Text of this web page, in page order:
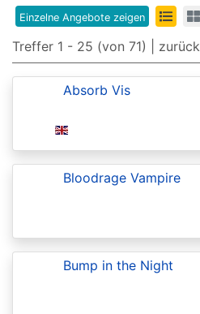
Edition
8th
Edition
Adventures
Realms
Adventures
Einzelne Angebote zeigen
Treffer 1 - 25 (von 71) | zurück
Absorb Vis
Bloodrage Vampire
Bump in the Night